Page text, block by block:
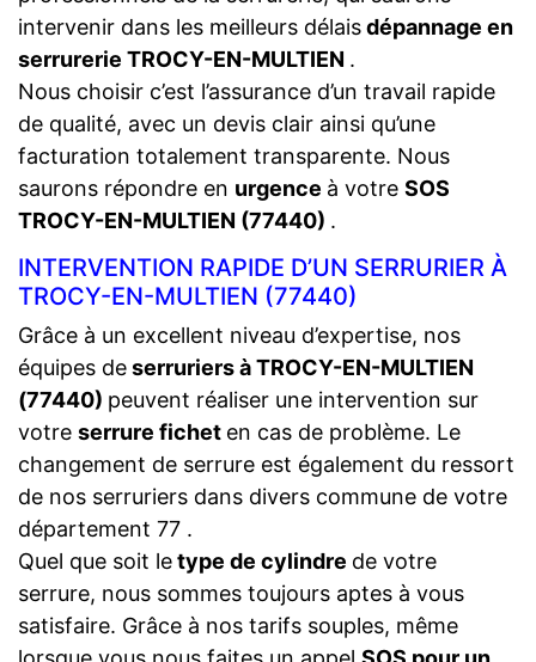
intervenir dans les meilleurs délaisdépannage en
serrurerie TROCY-EN-MULTIEN .
Nous choisir c’est l’assurance d’un travail rapide
de qualité, avec un devis clair ainsi qu’une
facturation totalement transparente. Nous
saurons répondre en urgence à votre SOS
TROCY-EN-MULTIEN (77440) .
INTERVENTION RAPIDE D’UN SERRURIER À
TROCY-EN-MULTIEN (77440)
Grâce à un excellent niveau d’expertise, nos
équipes deserruriers à TROCY-EN-MULTIEN
(77440) peuvent réaliser une intervention sur
votre serrure fichet en cas de problème. Le
changement de serrure est également du ressort
de nos serruriers dans divers commune de votre
département 77 .
Quel que soit letype de cylindre de votre
serrure, nous sommes toujours aptes à vous
satisfaire. Grâce à nos tarifs souples, même